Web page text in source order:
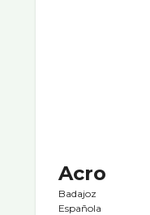
Acro
Badajoz
Española